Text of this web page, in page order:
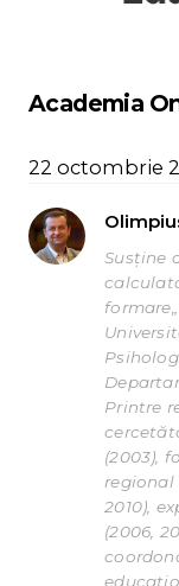
Academia
22 octombrie
Susține
Printre
(2003),
regional
2010),
(2006,